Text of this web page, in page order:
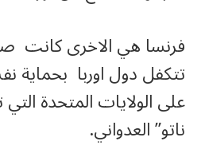
فرنسا هي الاخرى كانت
تتكفل دول اوربا بحماية
على الولايات المتحدة
ناتو” العدواني.